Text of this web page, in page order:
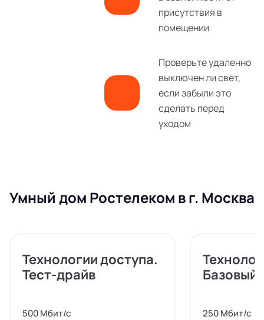
присутствия в
помещении
Проверьте удаленно
выключен ли свет,
если забыли это
сделать перед
уходом
Умный дом Ростелеком в г. Москва
Технологии доступа.
Тест-драйв
500 Мбит/с
Базовый
250 Мбит/с